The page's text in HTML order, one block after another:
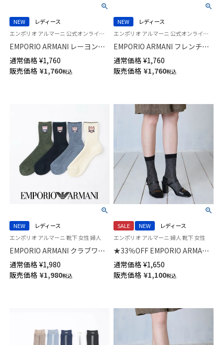
NEW
レディース
エンポリオ アルマーニ 公式オンラインショップ 婦人 靴下 女性 ２６SS
EMPORIO ARMANI レーヨンシ
ルク混 マンガベア ショート丈
ソックス レディース 日本製
03447205
通常価格 ¥1,760
販売価格 ¥1,760税込
NEW
レディース
エンポリオ アルマーニ 公式オンラインショップ 婦人 靴下 女性
EMPORIO ARMANI フレンチブ
ルドッグ リブ クルー丈 ソック
ス レディース 日本製 03447107
通常価格 ¥1,760
販売価格 ¥1,760税込
NEW
レディース
エンポリオ アルマーニ 靴下 女性 婦人
EMPORIO ARMANI クラブワッ
ペン クルー丈 ソックス レディ
ース 日本製 03447106
通常価格 ¥1,980
販売価格 ¥1,980税込
SALE NEW
レディース
エンポリオ アルマーニ 婦人 靴下 女性
★33％OFF EMPORIO ARMANI
イーグル ジャガード クルー丈
ソックス レディース 日本製
03447103
通常価格 ¥1,650
販売価格 ¥1,100税込